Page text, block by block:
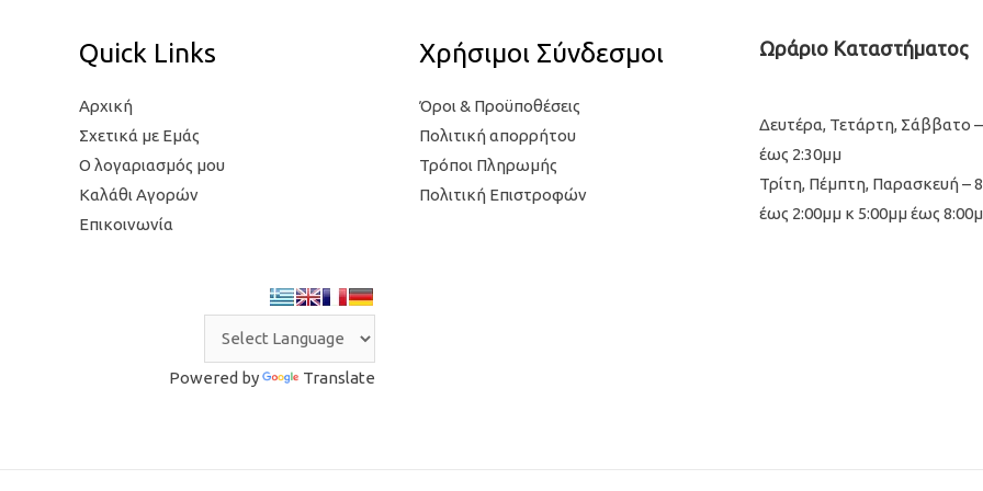
Quick Links
Αρχική
Σχετικά με Εμάς
Ο λογαριασμός μου
Καλάθι Αγορών
Επικοινωνία
Powered by Translate
Χρήσιμοι Σύνδεσμοι
Όροι & Προϋποθέσεις
Πολιτική απορρήτου
Τρόποι Πληρωμής
Πολιτική Επιστροφών
Ωράριο Καταστήματος
Δευτέρα, Τετάρτη, Σάββατο
έως 2:30μμ
Τρίτη, Πέμπτη, Παρασκευή –
έως 2:00μμ κ 5:00μμ έως